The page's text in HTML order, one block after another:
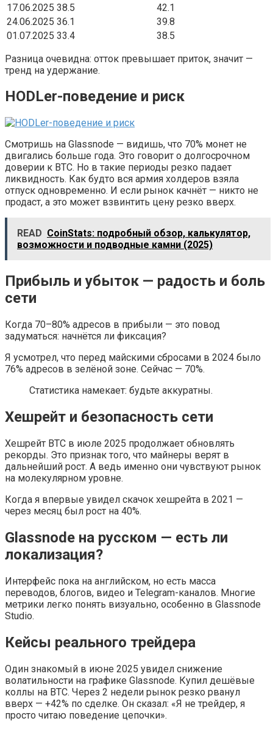
17.06.2025 38.5
42.1
24.06.2025 36.1
39.8
01.07.2025 33.4
38.5
Разница очевидна: отток превышает приток, значит —
тренд на удержание.
HODLer-поведение и риск
Смотришь на Glassnode — видишь, что 70% монет не
двигались больше года. Это говорит о долгосрочном
доверии к BTC. Но в такие периоды резко падает
ликвидность. Как будто вся армия холдеров взяла
отпуск одновременно. И если рынок качнёт — никто не
продаст, а это может взвинтить цену резко вверх.
READ CoinStats: подробный обзор, калькулятор,
возможности и подводные камни (2025)
Прибыль и убыток — радость и боль
сети
Когда 70–80% адресов в прибыли — это повод
задуматься: начнётся ли фиксация?
Я усмотрел, что перед майскими сбросами в 2024 было
76% адресов в зелёной зоне. Сейчас — 70%.
Статистика намекает: будьте аккуратны.
Хешрейт и безопасность сети
Хешрейт BTC в июле 2025 продолжает обновлять
рекорды. Это признак того, что майнеры верят в
дальнейший рост. А ведь именно они чувствуют рынок
на молекулярном уровне.
Когда я впервые увидел скачок хешрейта в 2021 —
через месяц был рост на 40%.
Glassnode на русском — есть ли
локализация?
Интерфейс пока на английском, но есть масса
переводов, блогов, видео и Telegram-каналов. Многие
метрики легко понять визуально, особенно в Glassnode
Studio.
Кейсы реального трейдера
Один знакомый в июне 2025 увидел снижение
волатильности на графике Glassnode. Купил дешёвые
коллы на BTC. Через 2 недели рынок резко рванул
вверх — +42% по сделке. Он сказал: «Я не трейдер, я
просто читаю поведение цепочки».